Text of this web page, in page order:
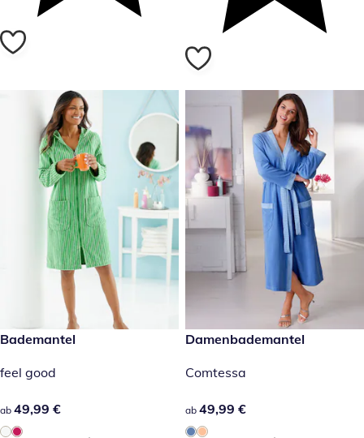
49,99 €
Bademantel
feel good
49,99 €
ab 49,99 €
49,99 €
Damenbademantel
Comtessa
49,99 €
ab 49,99 €